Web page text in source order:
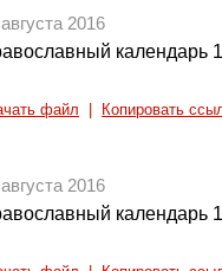
2016
календарь
файл Копировать
2016
календарь